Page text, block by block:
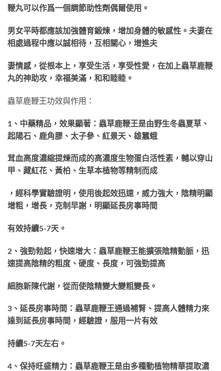
鞭丸可以作爲一個調節助性劑偶爾使用。
男女平時都應該加強體育鍛煉，增加身體的敏感性。夫妻在
相處過程中應以誠相待，互相關心，增進夫
妻情感，從根本上，享受生活，享受性愛，在加上蟲草鹿鞭
丸的神助攻，幸福美滿，和和睦睦。
蟲草鹿鞭王功效與作用：
1、中藥精品，效果顯著：蟲草鹿鞭王是由野生冬蟲夏草、
起陽石、鹿角膠、太子參、紅景天、 雄蠶蛾
茸血高度濃縮提煉而成的高濃度生物蛋白活性素，輔以穿山
甲、藏紅花、黃柏、生草本植物等精制而成
，經科學實驗證明，使用後起效迅速，威力強大，陰精明顯
增粗，增長，克制早謝 ，明顯延長房事時間
有效持續5-7天。
2、強勁勃起，快速增大：蟲草鹿鞭王能擴張陰精動脈，迅
速提高陰精的粗度、硬度、長度，可強勁提高
細胞新陳代謝，從而使陰精變大變粗變長。
3、延長房事時間：蟲草鹿鞭王通過補腎、提高人體精力來
達到延長房事時間，經驗證，服用一片有效
持續5-7天左右。
4、保持旺盛精力：蟲草鹿鞭王是由多種動植物精華提取濃